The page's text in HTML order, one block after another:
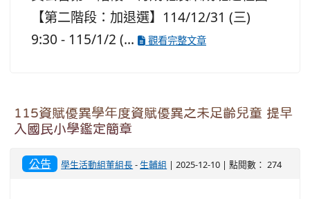
【第二階段：加退選】114/12/31 (三)
9:30 - 115/1/2 (...
觀看完整文章
115資賦優異學年度資賦優異之未足齡兒童 提早
入國民小學鑑定簡章
公告 學生活動組董組長-生輔組 | 2025-12-10 | 點閱數： 274